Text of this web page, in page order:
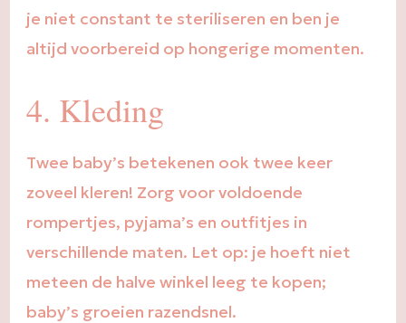
je niet constant te steriliseren en ben je
altijd voorbereid op hongerige momenten.
4. Kleding
Twee baby’s betekenen ook twee keer
zoveel kleren! Zorg voor voldoende
rompertjes, pyjama’s en outfitjes in
verschillende maten. Let op: je hoeft niet
meteen de halve winkel leeg te kopen;
baby’s groeien razendsnel.